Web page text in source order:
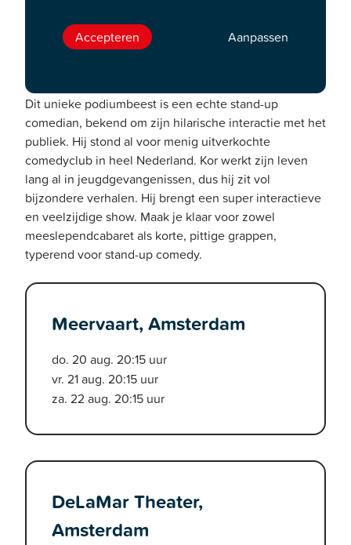
Ontmoet Kor Hoebe, hij lijkt op Boris Becker en ziet
eruit als een Duitser, zo zegt hij ook zelf. Toch is Kor
eerste avondvullende show.
Dit unieke podiumbeest is een echte stand-up
comedian, bekend om zijn hilarische interactie met het
publiek. Hij stond al voor menig uitverkochte
comedyclub in heel Nederland. Kor werkt zijn leven
lang al in jeugdgevangenissen, dus hij zit vol
bijzondere verhalen. Hij brengt een super interactieve
en veelzijdige show. Maak je klaar voor zowel
meeslependcabaret als korte, pittige grappen,
typerend voor stand-up comedy.
Meervaart, Amsterdam
do. 20 aug. 20:15 uur
vr. 21 aug. 20:15 uur
za. 22 aug. 20:15 uur
DeLaMar Theater,
Amsterdam
Accepteren Aanpassen